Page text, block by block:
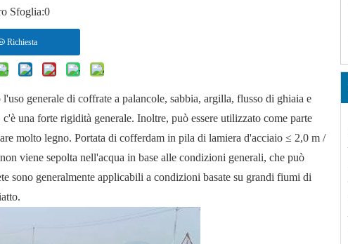
Sfoglia:0
Richiesta
generale di coffrate a palancole, sabbia, argilla, flusso di ghiaia e
una forte rigidità generale. Inoltre, può essere utilizzato come parte
molto legno. Portata di cofferdam in pila di lamiera d'acciaio ≤ 2,0 m /
viene sepolta nell'acqua in base alle condizioni generali, che può
sono generalmente applicabili a condizioni basate su grandi fiumi di